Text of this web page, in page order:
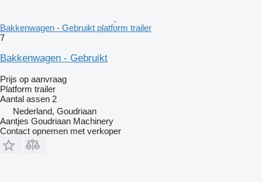
Bakkenwagen - Gebruikt platform trailer
7
Bakkenwagen - Gebruikt
Prijs op aanvraag
Platform trailer
Aantal assen 2
Nederland, Goudriaan
Aantjes Goudriaan Machinery
Contact opnemen met verkoper